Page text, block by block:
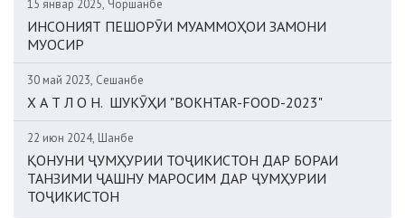
15 январ 2025, Чоршанбе
ИНСОНИЯТ ПЕШОРӮИ МУАММОҲОИ ЗАМОНИ
МУОСИР
30 май 2023, Сешанбе
Х А Т Л О Н. ШУКӮҲИ "BOKHTAR-FOOD-2023"
22 июн 2024, Шанбе
ҚОНУНИ ҶУМҲУРИИ ТОҶИКИСТОН ДАР БОРАИ
ТАНЗИМИ ҶАШНУ МАРОСИМ ДАР ҶУМҲУРИИ
ТОҶИКИСТОН